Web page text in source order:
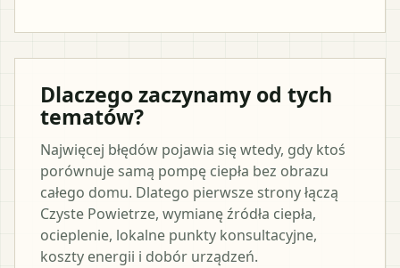
Dlaczego zaczynamy od tych
tematów?
Najwięcej błędów pojawia się wtedy, gdy ktoś
porównuje samą pompę ciepła bez obrazu
całego domu. Dlatego pierwsze strony łączą
Czyste Powietrze, wymianę źródła ciepła,
ocieplenie, lokalne punkty konsultacyjne,
koszty energii i dobór urządzeń.